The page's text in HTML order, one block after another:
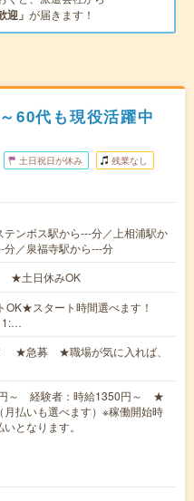
迎」 が届きます！
60代も現役活躍中
土日祝日が休み 残業なし
ンボス駅から---分／上相浦駅か
分／泉福寺駅から---分
★土日休みOK
スタート時間選べます！
★急募 ★職場が気に入れば、
円～ 経験者：時給1350円～ ★
月払いも選べます）※稼働開始時
となります。